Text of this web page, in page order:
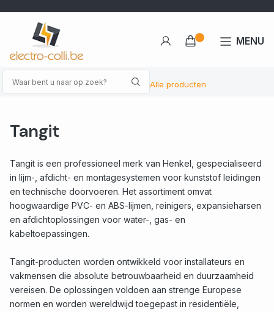
Alle producten
MENU
Tangit
Tangit is een professioneel merk van Henkel, gespecialiseerd
in lijm-, afdicht- en montagesystemen voor kunststof leidingen
en technische doorvoeren. Het assortiment omvat
hoogwaardige PVC- en ABS-lijmen, reinigers, expansieharsen
en afdichtoplossingen voor water-, gas- en
kabeltoepassingen.
Tangit-producten worden ontwikkeld voor installateurs en
vakmensen die absolute betrouwbaarheid en duurzaamheid
vereisen. De oplossingen voldoen aan strenge Europese
normen en worden wereldwijd toegepast in residentiële,